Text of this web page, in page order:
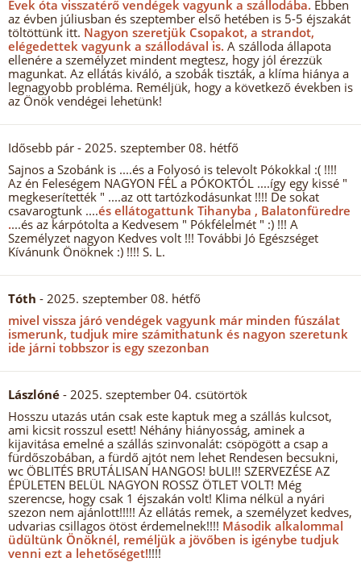
Évek óta visszatérő vendégek vagyunk a szállodába. Ebben
az évben júliusban és szeptember első hetében is 5-5 éjszakát
töltöttünk itt. Nagyon szeretjük Csopakot, a strandot,
elégedettek vagyunk a szállodával is. A szálloda állapota
ellenére a személyzet mindent megtesz, hogy jól érezzük
magunkat. Az ellátás kiváló, a szobák tiszták, a klíma hiánya a
legnagyobb probléma. Reméljük, hogy a következő években is
az Önök vendégei lehetünk!
Idősebb pár - 2025. szeptember 08. hétfő
Sajnos a Szobánk is ....és a Folyosó is televolt Pókokkal :( !!!!
Az én Feleségem NAGYON FÉL a PÓKOKTÓL ....így egy kissé "
megkeserítették " ....az ott tartózkodásunkat !!!! De sokat
csavarogtunk ....és ellátogattunk Tihanyba , Balatonfüredre
....és az kárpótolta a Kedvesem " Pókfélelmét " :) !!! A
Személyzet nagyon Kedves volt !!! További Jó Egészséget
Kívánunk Önöknek :) !!!! S. L.
Tóth - 2025. szeptember 08. hétfő
mivel vissza járó vendégek vagyunk már minden fúszálat
ismerunk, tudjuk mire számithatunk és nagyon szeretunk
ide járni tobbszor is egy szezonban
Lászlóné - 2025. szeptember 04. csütörtök
Hosszu utazás után csak este kaptuk meg a szállás kulcsot,
ami kicsit rosszul esett! Néhány hiányosság, aminek a
kijavitása emelné a szállás szinvonalát: csöpögött a csap a
fürdőszobában, a fürdő ajtót nem lehet Rendesen becsukni,
wc ÖBLITÉS BRUTÁLISAN HANGOS! bULI!! SZERVEZÉSE AZ
ÉPÜLETEN BELÜL NAGYON ROSSZ ÖTLET VOLT! Még
szerencse, hogy csak 1 éjszakán volt! Klima nélkül a nyári
szezon nem ajánlott!!!!! Az ellátás remek, a személyzet kedves,
udvarias csillagos ötöst érdemelnek!!!! Második alkalommal
üdültünk Önöknél, reméljük a jövőben is igénybe tudjuk
venni ezt a lehetőséget!!!!!